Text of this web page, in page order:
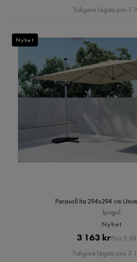
Pris
Tidigare lägsta pris 1
Parasoll Ita 294x294 cm
ljusgul
Nyhet
Pris
3 163 kr
Pris
Förr 5
Tidigare lägsta pris 3
Nyhet